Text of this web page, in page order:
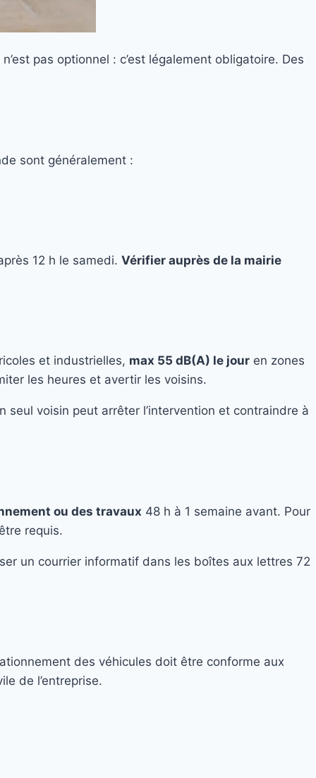
pas optionnel : c’est légalement obligatoire. Des
sont généralement :
12 h le samedi. Vérifier auprès de la mairie
et industrielles, max 55 dB(A) le jour en zones
les heures et avertir les voisins.
voisin peut arrêter l’intervention et contraindre à
ou des travaux 48 h à 1 semaine avant. Pour
requis.
un courrier informatif dans les boîtes aux lettres 72
des véhicules doit être conforme aux
de l’entreprise.